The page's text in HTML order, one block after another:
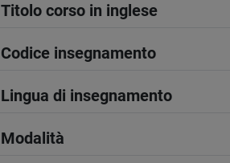
Titolo corso in inglese
Codice insegnamento
Lingua di insegnamento
Modalità